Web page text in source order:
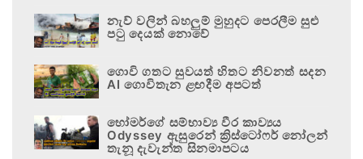
නැව් වලින් බහලුම් මුහුදට පෙරලීම සුළු
පටු දෙයක් නොවේ
ගොවි ගතට සුවයත් හිතට නිවනත් සදන
AI ගොවිතැන ළඟදීම අපටත්
හෝමර්ගේ සම්භාව්‍ය වීර කාව්‍යය
Odyssey ඇසුරෙන් ක්‍රිස්ටෝෆර් නෝලන්
තැනූ දැවැන්ත සිනමාපටය